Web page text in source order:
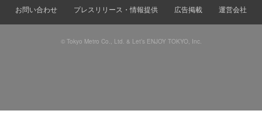
お問い合わせ
プレスリリース・情報提供 広告掲載 運営会社
© Tokyo Metro Co., Ltd. & Let’s ENJOY TOKYO, Inc.